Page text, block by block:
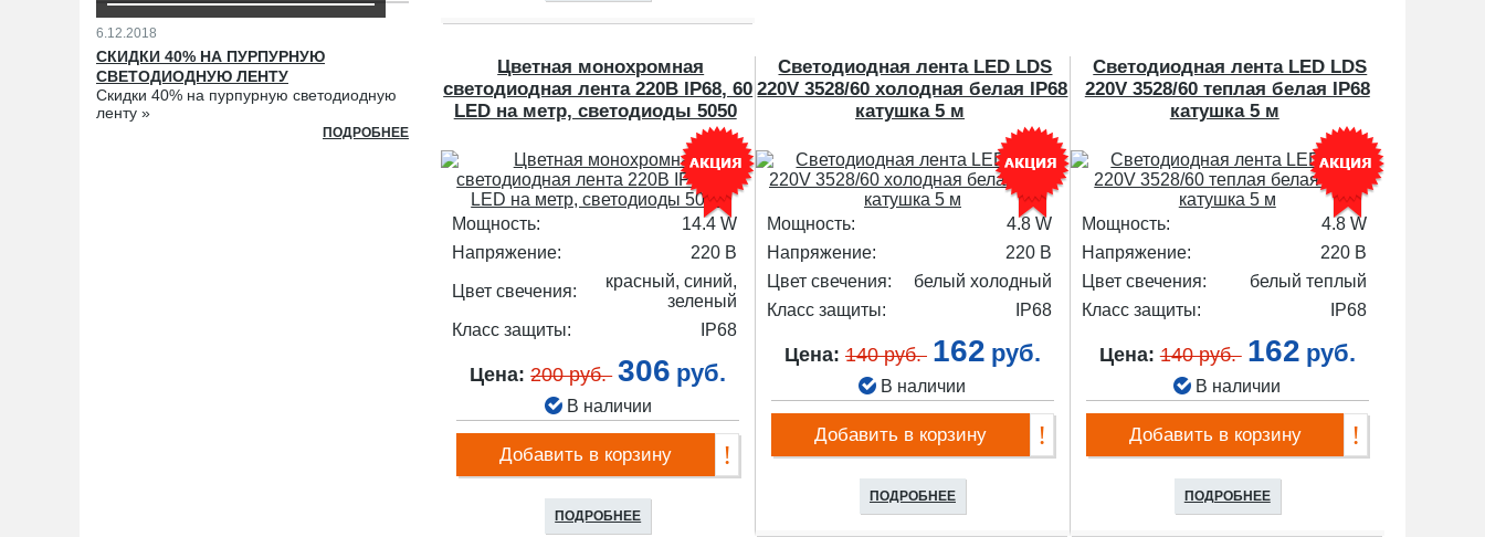
6.12.2018
СКИДКИ 40% НА ПУРПУРНУЮ
СВЕТОДИОДНУЮ ЛЕНТУ
Скидки 40% на пурпурную светодиодную
ленту »
ПОДРОБНЕЕ
Цветная монохромная
светодиодная лента 220В IP68, 60
LED на метр, светодиоды 5050
Мощность:
14.4 W
Напряжение:
220 В
Цвет свечения:
красный, синий,
зеленый
Класс защиты:
IP68
Цена:200 руб. 306 руб.
В наличии
Добавить в корзину
ПОДРОБНЕЕ
Светодиодная лента LED LDS
220V 3528/60 холодная белая IP68
катушка 5 м
Мощность:
4.8 W
Напряжение:
220 В
Цвет свечения:
белый холодный
Класс защиты:
IP68
Цена: 140 руб. 162 руб.
В наличии
Добавить в корзину
ПОДРОБНЕЕ
Светодиодная лента LED LDS
220V 3528/60 теплая белая IP68
катушка 5 м
Мощность:
4.8 W
Напряжение:
220 В
Цвет свечения:
белый теплый
Класс защиты:
IP68
Цена:140 руб. 162 руб.
В наличии
Добавить в корзину
ПОДРОБНЕЕ